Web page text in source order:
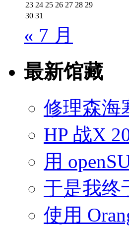
23 24 25 26 27 28 29
30 31
« 7 月
最新馆藏
修理森海
HP 战X
用
于是我终
使用